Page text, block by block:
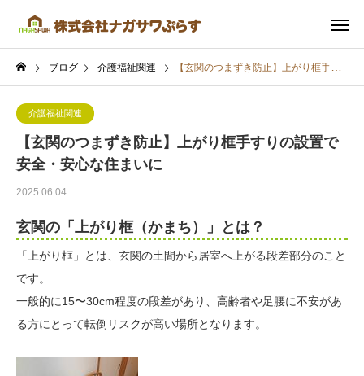
ブログ 介護福祉関連 【玄関のつまずき防止】上がり框手すりの設置で安全・安心な住まいに
介護福祉関連
【玄関のつまずき防止】上がり框手すりの設置で
安全・安心な住まいに
2025.06.04
玄関の「上がり框（かまち）」とは？
「上がり框」とは、玄関の土間から居室へ上がる段差部分のこと
です。
一般的に15〜30cm程度の段差があり、高齢者や足腰に不安があ
る方にとって転倒リスクが高い場所となります。